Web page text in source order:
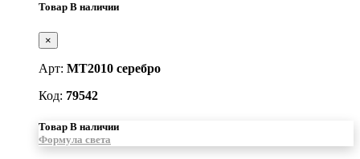
Товар В наличии
×
Арт: MT2010 серебро
Код: 79542
Товар В наличии
Формула света